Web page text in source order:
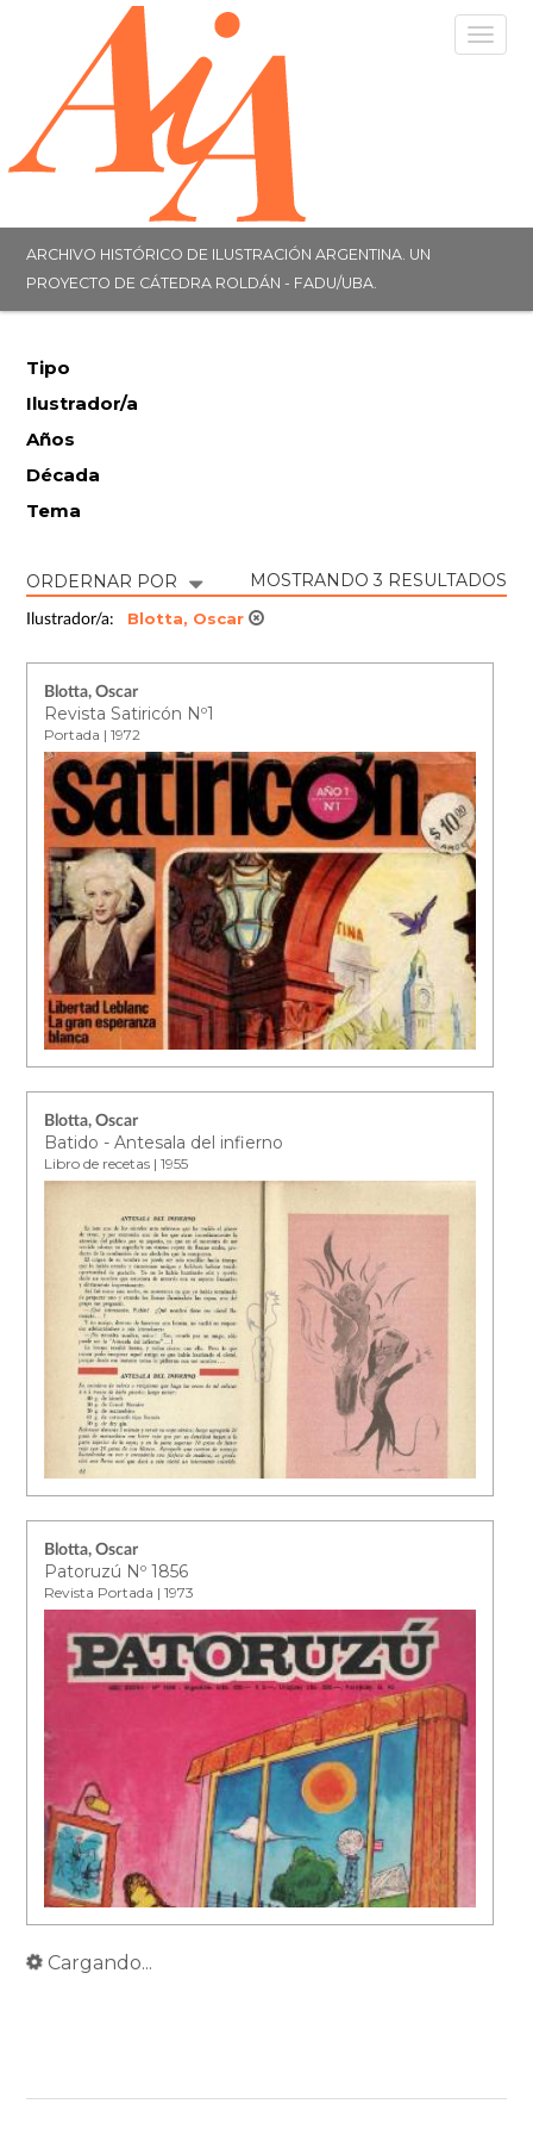
ARCHIVO HISTÓRICO DE ILUSTRACIÓN ARGENTINA. UN
PROYECTO DE CÁTEDRA ROLDÁN - FADU/UBA.
Tipo
Ilustrador/a
Años
Década
Tema
ORDERNAR POR MOSTRANDO 3 RESULTADOS
Ilustrador/a: Blotta, Oscar
Blotta, Oscar
Revista Satiricón Nº1
Portada | 1972
Blotta, Oscar
Batido - Antesala del infierno
Libro de recetas | 1955
Blotta, Oscar
Patoruzú Nº 1856
Revista Portada | 1973
Cargando...